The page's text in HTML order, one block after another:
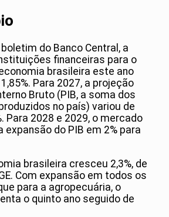
do Banco Central, a
financeiras para o
brasileira este ano
Para 2027, a projeção
Bruto (PIB, a soma dos
no país) variou de
Para 2028 e 2029, o mercado
do PIB em 2% para
brasileira cresceu 2,3%, de
Com expansão em todos os
para a agropecuária, o
o quinto ano seguido de